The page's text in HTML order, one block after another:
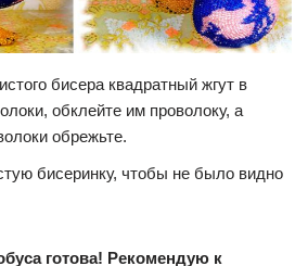
бисера квадратный жгут в
обклейте им проволоку, а
обрежьте.
бисеринку, чтобы не было видно
готова! Рекомендую к